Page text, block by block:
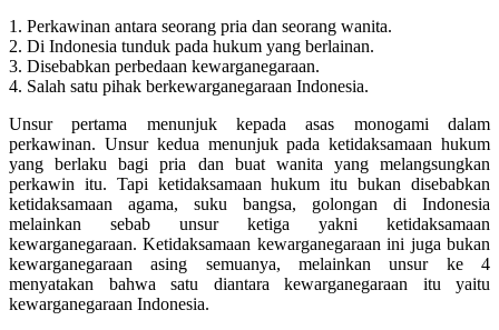
1. Perkawinan antara seorang pria dan seorang wanita.
2. Di Indonesia tunduk pada hukum yang berlainan.
3. Disebabkan perbedaan kewarganegaraan.
4. Salah satu pihak berkewarganegaraan Indonesia.
Unsur pertama menunjuk kepada asas monogami dalam
perkawinan. Unsur kedua menunjuk pada ketidaksamaan hukum
yang berlaku bagi pria dan buat wanita yang melangsungkan
perkawin itu. Tapi ketidaksamaan hukum itu bukan disebabkan
ketidaksamaan agama, suku bangsa, golongan di Indonesia
melainkan sebab unsur ketiga yakni ketidaksamaan
kewarganegaraan. Ketidaksamaan kewarganegaraan ini juga bukan
kewarganegaraan asing semuanya, melainkan unsur ke 4
menyatakan bahwa satu diantara kewarganegaraan itu yaitu
kewarganegaraan Indonesia.